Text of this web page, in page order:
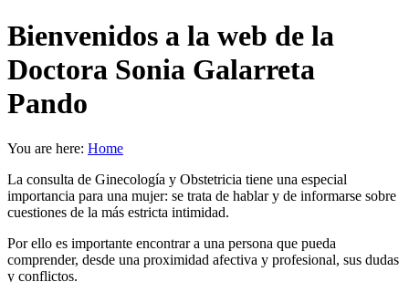
Bienvenidos a la web de la
Doctora Sonia Galarreta
Pando
You are here: Home
La consulta de Ginecología y Obstetricia tiene una especial
importancia para una mujer: se trata de hablar y de informarse sobre
cuestiones de la más estricta intimidad.
Por ello es importante encontrar a una persona que pueda
comprender, desde una proximidad afectiva y profesional, sus dudas
y conflictos.